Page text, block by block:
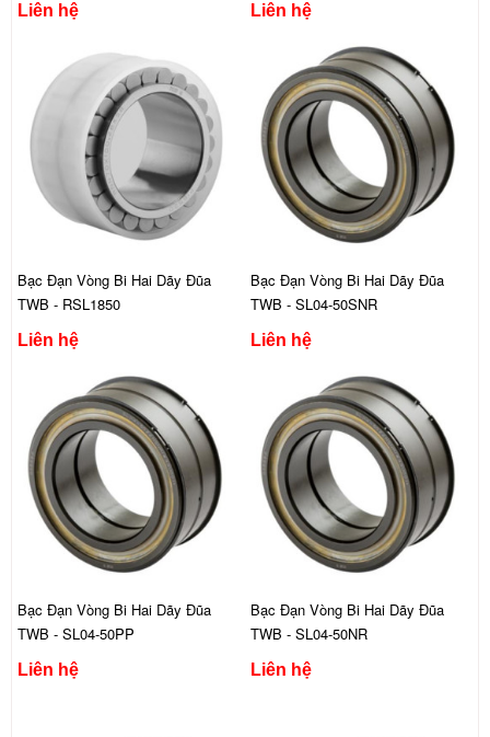
Liên hệ Liên hệ
Bạc Đạn Vòng Bi Hai Dãy Đũa
TWB - RSL1850
Liên hệ
Bạc Đạn Vòng Bi Hai Dãy Đũa
TWB - SL04-50SNR
Liên hệ
Bạc Đạn Vòng Bi Hai Dãy Đũa
TWB - SL04-50PP
Liên hệ
Bạc Đạn Vòng Bi Hai Dãy Đũa
TWB - SL04-50NR
Liên hệ